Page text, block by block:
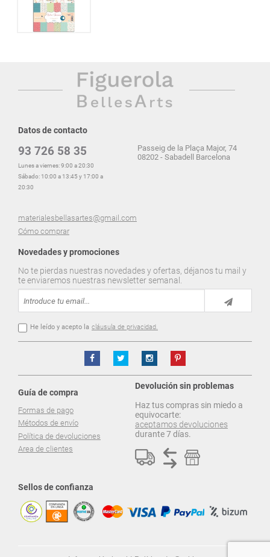
Datos de contacto
93 726 58 35
Lunes a viernes: 9:00 a 20:30
Sábado: 10:00 a 13:45 y 17:00 a
20:30
materialesbellasartes@gmail.com
Cómo comprar
Passeig de la Plaça Major, 74
08202 - Sabadell Barcelona
Novedades y promociones
No te pierdas nuestras novedades y ofertas, déjanos tu mail y
te enviaremos nuestras newsletter semanal.
He leído y acepto la cláusula de privacidad.
Guía de compra
Formas de pago
Métodos de envío
Política de devoluciones
Area de clientes
Devolución sin problemas
Haz tus compras sin miedo a
equivocarte:
aceptamos devoluciones
durante 7 días.
Sellos de confianza